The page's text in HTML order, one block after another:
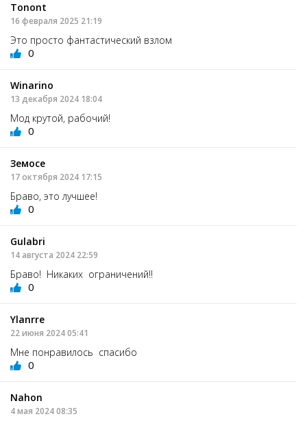
Tonont
16 февраля 2025 21:19
Это просто фантастический взлом
0
Winarino
13 декабря 2024 18:04
Мод крутой, рабочий!
0
Земосе
17 октября 2024 17:15
Браво, это лучшее!
0
Gulabri
14 августа 2024 22:59
Браво! Никаких ограничений!!
0
Ylanrre
22 июня 2024 05:41
Мне понравилось спасибо
0
Nahon
4 мая 2024 08:35